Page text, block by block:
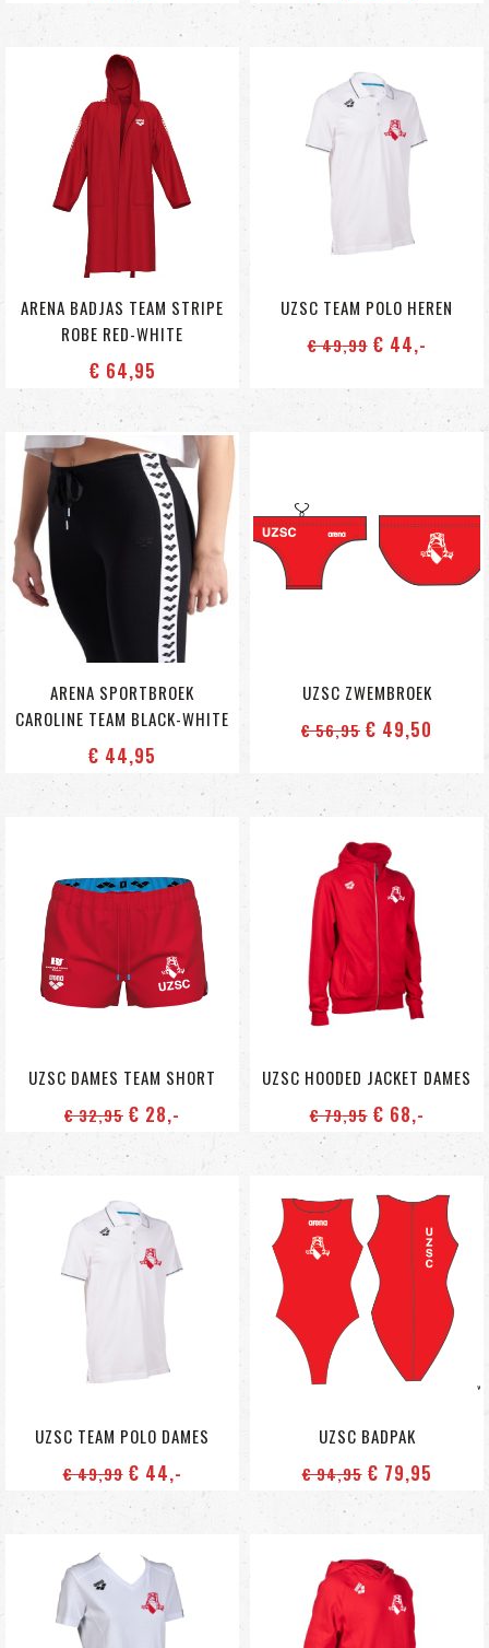
ARENA BADJAS TEAM STRIPE
ROBE RED-WHITE
€ 64,95
UZSC TEAM POLO HEREN
€ 49,99€ 44,-
ARENA SPORTBROEK
CAROLINE TEAM BLACK-WHITE
€ 44,95
UZSC ZWEMBROEK
€ 56,95 € 49,50
UZSC DAMES TEAM SHORT
€ 32,95 € 28,-
UZSC HOODED JACKET DAMES
€ 79,95€ 68,-
UZSC TEAM POLO DAMES
€ 49,99€ 44,-
UZSC BADPAK
€ 94,95€ 79,95